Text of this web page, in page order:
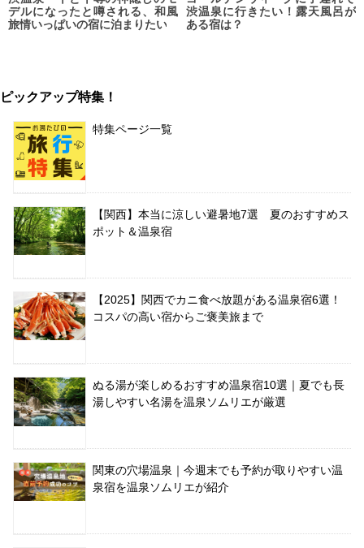
デルになったと噂される、和風
旅情いっぱいの宿に泊まりたい
渋温泉に行きたい！露天風呂が
ある宿は？
ピックアップ特集！
特集ページ一覧
【関西】本当に涼しい避暑地7選 夏のおすすめス
ポット＆温泉宿
【2025】関西でカニ食べ放題がある温泉宿6選！
コスパの高い宿からご褒美旅まで
ぬる湯が楽しめるおすすめ温泉宿10選｜夏でも長
湯しやすい名湯を温泉ソムリエが厳選
関東の穴場温泉｜今週末でも予約が取りやすい温
泉宿を温泉ソムリエが紹介